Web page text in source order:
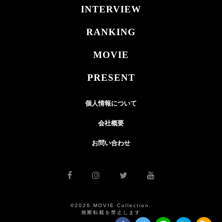
INTERVIEW
RANKING
MOVIE
PRESENT
個人情報について
会社概要
お問い合わせ
©2026 MOVIE Collection.
無断転載を禁止します